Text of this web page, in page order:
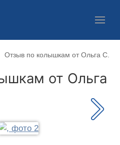
Отзыв по колышкам от Ольга С.
от Ольга